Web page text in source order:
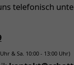
telefonisch
& Sa. 10:00 - 13:00 Uhr)